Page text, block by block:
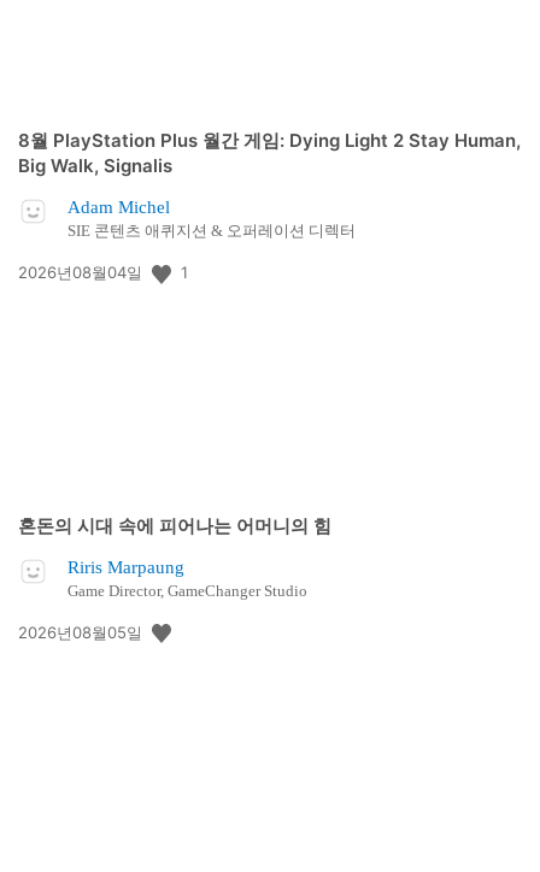
8월 PlayStation Plus 월간 게임: Dying Light 2 Stay Human,
Big Walk, Signalis
Adam Michel
SIE 콘텐츠 애퀴지션 & 오퍼레이션 디렉터
공
2026년08월04일 1
혼돈의 시대 속에 피어나는 어머니의 힘
Riris Marpaung
Game Director, GameChanger Studio
공
2026년08월05일